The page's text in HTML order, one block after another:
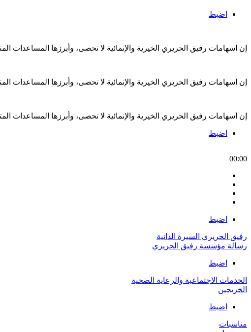
اضبط
إن اسهامات رفيق الحريري الخيرية والإنمائية لا تحصى، وأبرزها
إن اسهامات رفيق الحريري الخيرية والإنمائية لا تحصى، وأبرزها
إن اسهامات رفيق الحريري الخيرية والإنمائية لا تحصى، وأبرزها
اضبط
00:00
اضبط
رفيق الحريري السيرة الذاتية
رسالة مؤسسة رفيق الحريري
اضبط
الخدمات الاجتماعية والرعاية الصحية
الخريجين
اضبط
مناسبات